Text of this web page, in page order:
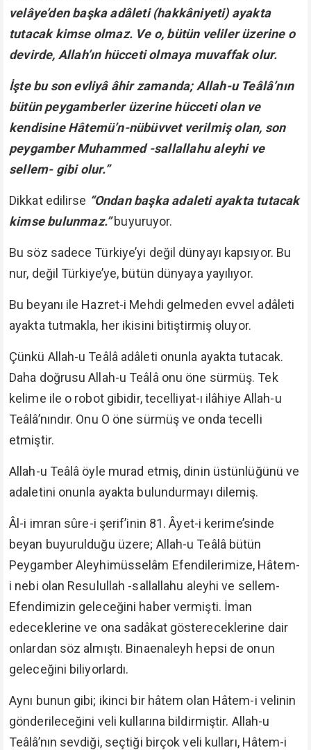
velâye’den başka adâleti (hakkâniyeti) ayakta
tutacak kimse olmaz. Ve o, bütün veliler üzerine o
devirde, Allah’ın hücceti olmaya muvaffak olur.
İşte bu son evliyâ âhir zamanda; Allah-u Teâlâ’nın
bütün peygamberler üzerine hücceti olan ve
kendisine Hâtemü’n-nübüvvet verilmiş olan, son
peygamber Muhammed -sallallahu aleyhi ve
sellem- gibi olur.”
Dikkat edilirse “Ondan başka adaleti ayakta tutacak
kimse bulunmaz.”buyuruyor.
Bu söz sadece Türkiye’yi değil dünyayı kapsıyor. Bu
nur, değil Türkiye’ye, bütün dünyaya yayılıyor.
Bu beyanı ile Hazret-i Mehdi gelmeden evvel adâleti
ayakta tutmakla, her ikisini bitiştirmiş oluyor.
Çünkü Allah-u Teâlâ adâleti onunla ayakta tutacak.
Daha doğrusu Allah-u Teâlâ onu öne sürmüş. Tek
kelime ile o robot gibidir, tecelliyat-ı ilâhiye Allah-u
Teâlâ’nındır. Onu O öne sürmüş ve onda tecelli
etmiştir.
Allah-u Teâlâ öyle murad etmiş, dinin üstünlüğünü ve
adaletini onunla ayakta bulundurmayı dilemiş.
Âl-i imran sûre-i şerif’inin 81. Âyet-i kerime’sinde
beyan buyurulduğu üzere; Allah-u Teâlâ bütün
Peygamber Aleyhimüsselâm Efendilerimize, Hâtem-
i nebi olan Resulullah -sallallahu aleyhi ve sellem-
Efendimizin geleceğini haber vermişti. İman
edeceklerine ve ona sadâkat göstereceklerine dair
onlardan söz almıştı. Binaenaleyh hepsi de onun
geleceğini biliyorlardı.
Aynı bunun gibi; ikinci bir hâtem olan Hâtem-i velinin
gönderileceğini veli kullarına bildirmiştir. Allah-u
Teâlâ’nın sevdiği, seçtiği birçok veli kulları, Hâtem-i